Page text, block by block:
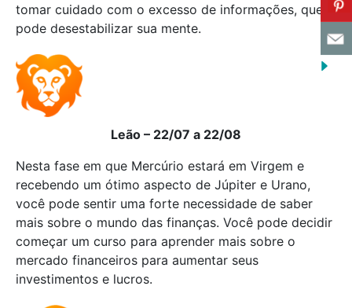
tomar cuidado com o excesso de informações, que
pode desestabilizar sua mente.
Leão – 22/07 a 22/08
Nesta fase em que Mercúrio estará em Virgem e
recebendo um ótimo aspecto de Júpiter e Urano,
você pode sentir uma forte necessidade de saber
mais sobre o mundo das finanças. Você pode decidir
começar um curso para aprender mais sobre o
mercado financeiros para aumentar seus
investimentos e lucros.